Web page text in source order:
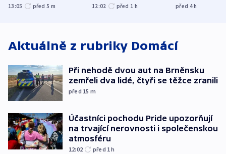
explodoval kilometr
13:05 před 5 m
společenskou
12:02 před 1 h
bývalého
před 4h
Aktuálně z rubriky Domácí
Při nehodě dvou aut na Brněnsku
zemřeli dva lidé, čtyři se těžce zranili
před 15 m
Účastníci pochodu Pride upozorňují
na trvající nerovnosti i společenskou
atmosféru
12:02 před 1h